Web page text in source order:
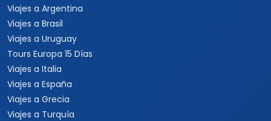
Viajes a Argentina
Viajes a Brasil
Viajes a Uruguay
Tours Europa 15 Días
Viajes a Italia
Viajes a España
Viajes a Grecia
Viajes a Turquía